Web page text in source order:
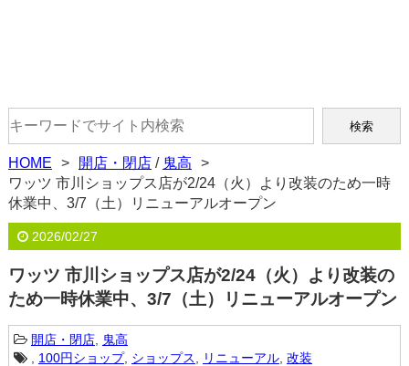
HOME 開店・閉店/ 鬼高
ワッツ 市川ショップス店が2/24（火）より改装のため一時
休業中、3/7（土）リニューアルオープン
2026/02/27
ワッツ 市川ショップス店が2/24（火）より改装の
ため一時休業中、3/7（土）リニューアルオープン
開店・閉店,
鬼高
, 100円ショップ, ショップス リニューアル, 改装